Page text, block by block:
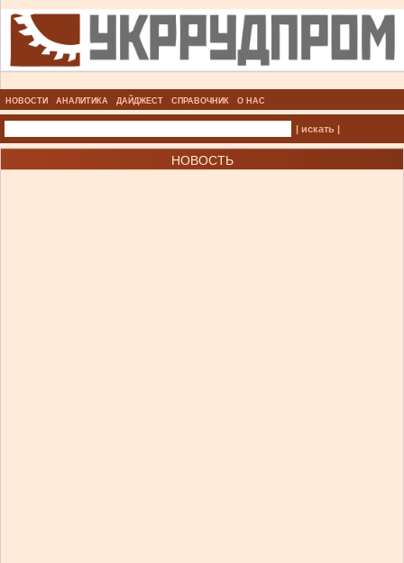
НОВОСТИ АНАЛИТИКА ДАЙДЖЕСТ СПРАВОЧНИК О НАС
| искать |
НОВОСТЬ